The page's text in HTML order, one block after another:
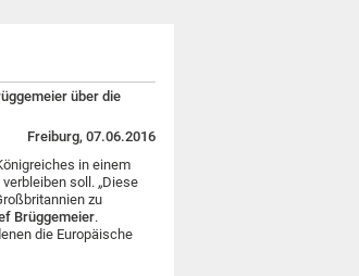
über die
Freiburg, 07.06.2016
in einem
soll. „Diese
zu
Brüggemeier.
die Europäische